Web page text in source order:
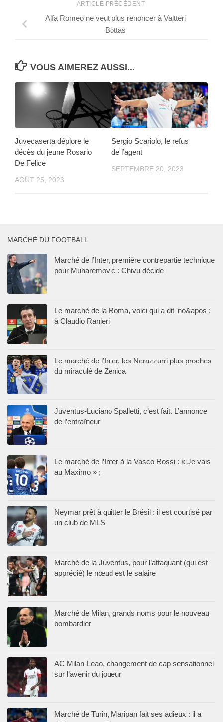
ARTICLE PRÉCÉDENT
Alfa Romeo ne veut plus renoncer à Valtteri
Bottas
VOUS AIMEREZ AUSSI...
Juvecaserta déplore le
décès du jeune Rosario
De Felice
AOÛT 25, 2023
Sergio Scariolo, le refus
de l’agent
SEPTEMBRE 20, 2023
MARCHÉ DU FOOTBALL
Marché de l’Inter, première contrepartie technique
pour Muharemovic : Chivu décide
Le marché de la Roma, voici qui a dit 'no&apos ;
à Claudio Ranieri
Le marché de l’Inter, les Nerazzurri plus proches
du miraculé de Zenica
Juventus-Luciano Spalletti, c’est fait. L’annonce
de l’entraîneur
Le marché de l’Inter à la Vasco Rossi : « Je vais
au Maximo » ;
Neymar prêt à quitter le Brésil : il est courtisé par
un club de MLS
Marché de la Juventus, pour l’attaquant (qui est
apprécié) le nœud est le salaire
Marché de Milan, grands noms pour le nouveau
bombardier
AC Milan-Leao, changement de cap sensationnel
sur l’avenir du joueur
Marché de Turin, Maripan fait ses adieux : il a